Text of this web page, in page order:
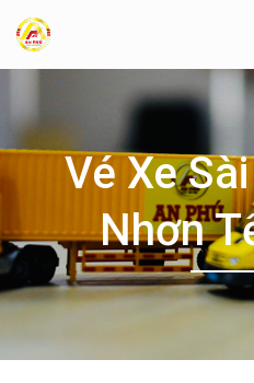
Vé Xe
Nhơn